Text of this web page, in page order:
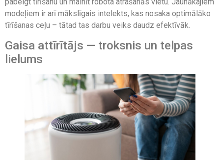
modeļiem ir arī mākslīgais intelekts, kas nosaka optimālāko
tīrīšanas ceļu – tātad tas darbu veiks daudz efektīvāk.
Gaisa attīrītājs — troksnis un telpas
lielums